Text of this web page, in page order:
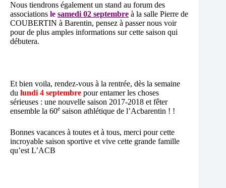
Nous tiendrons également un stand au forum des
associations le samedi 02 septembre à la salle Pierre de
COUBERTIN à Barentin, pensez à passer nous voir
pour de plus amples informations sur cette saison qui
débutera.
Et bien voila, rendez-vous à la rentrée, dès la semaine
du lundi 4 septembre pour entamer les choses
sérieuses : une nouvelle saison 2017-2018 et fêter
ensemble la 60e saison athlétique de l’Acbarentin ! !
Bonnes vacances à toutes et à tous, merci pour cette
incroyable saison sportive et vive cette grande famille
qu’est L’ACB